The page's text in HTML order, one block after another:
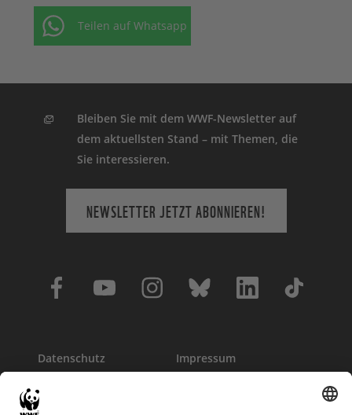
Teilen auf Whatsapp
Bleiben Sie mit dem WWF-Newsletter auf
dem aktuellsten Stand – mit Themen, die
Sie interessieren.
NEWSLETTER JETZT ABONNIEREN!
Datenschutz Impressum
Kontakt